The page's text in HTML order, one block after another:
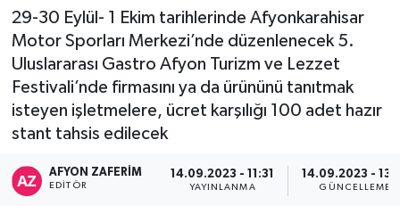
29-30 Eylül- 1 Ekim tarihlerinde Afyonkarahisar
Motor Sporları Merkezi’nde düzenlenecek 5.
Uluslararası Gastro Afyon Turizm ve Lezzet
Festivali’nde firmasını ya da ürününü tanıtmak
isteyen işletmelere, ücret karşılığı 100 adet hazır
stant tahsis edilecek
AFYON ZAFERİM
EDITÖR
14.09.2023 - 11:31
YAYINLANMA
14.09.2023 -
GÜNCELLEME